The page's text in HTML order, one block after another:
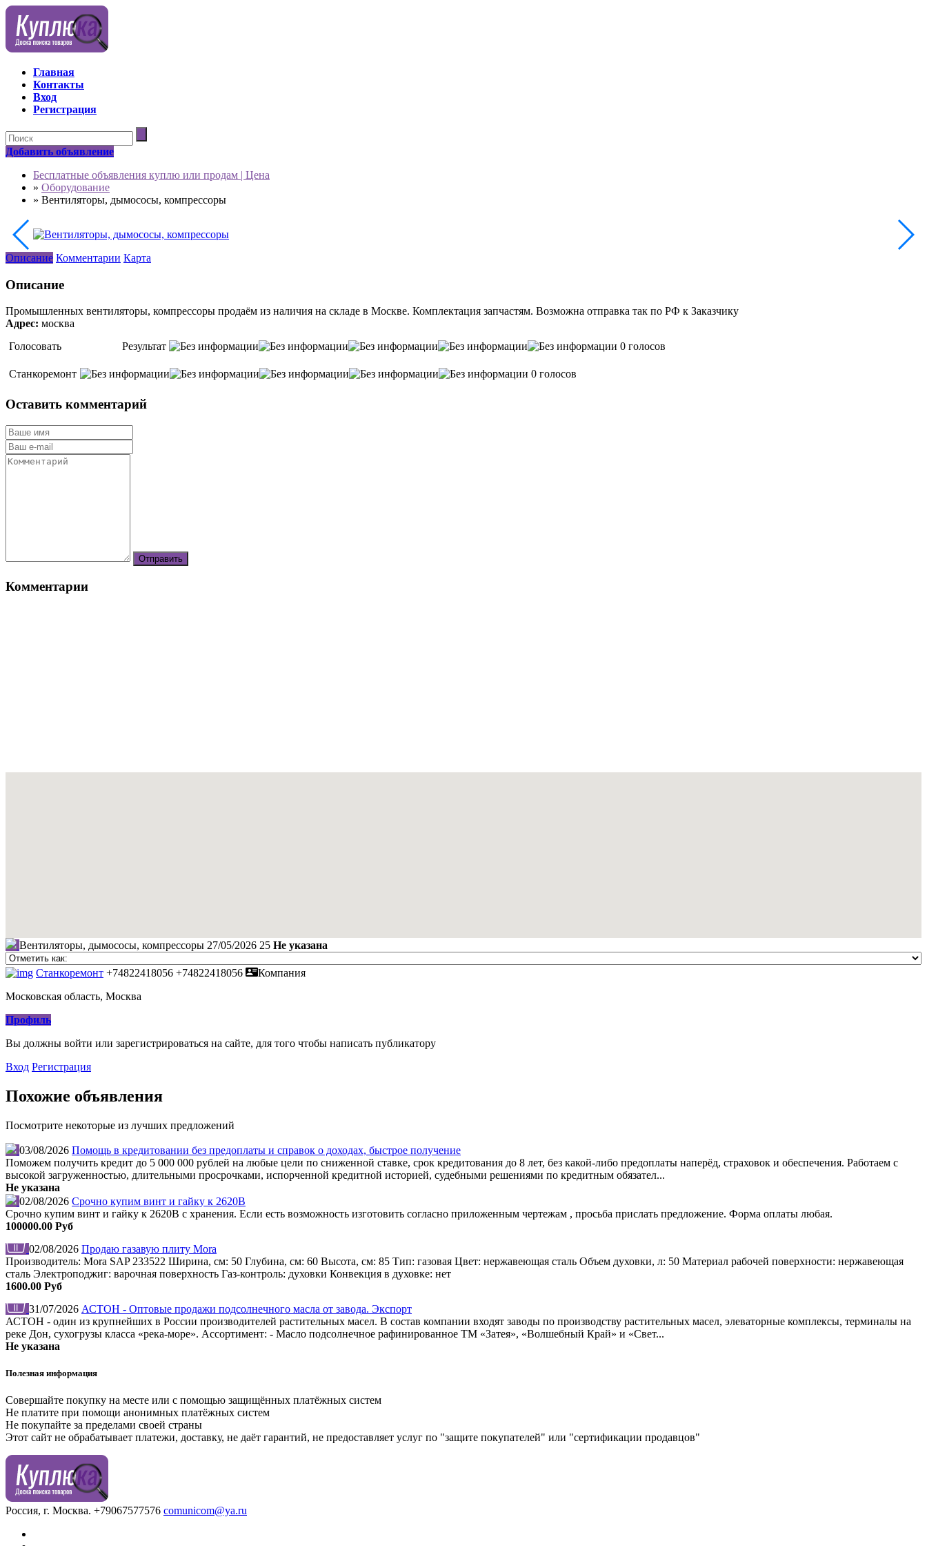
Главная
Контакты
Вход
Регистрация
Добавить объявление
Бесплатные объявления куплю или продам | Цена
» Оборудование
» Вентиляторы, дымососы, компрессоры
Описание Комментарии Карта
Описание
Промышленных вентиляторы, компрессоры продаём из наличия на складе в Москве. Комплектация запчастям. Возможна отправка так по РФ к Заказчику
Адрес: москва
Голосовать
Результат 0 голосов
Станкоремонт 0 голосов
Оставить комментарий
Комментарии
Вентиляторы, дымососы, компрессоры 27/05/2026 25 Не указана
Станкоремонт +74822418056 +74822418056
Компания
Московская область, Москва
Профиль
Вы должны войти или зарегистрироваться на сайте, для того чтобы написать публикатору
Вход Регистрация
Похожие объявления
Посмотрите некоторые из лучших предложений
03/08/2026 Помощь в кредитовании без предоплаты и справок о доходах, быстрое получение
Поможем получить кредит до 5 000 000 рублей на любые цели по сниженной ставке, срок кредитования до 8 лет, без какой-либо предоплаты наперёд, страховок и обеспечения. Работаем с
высокой загруженностью, длительными просрочками, испорченной кредитной историей, судебными решениями по кредитным обязател...
Не указана
02/08/2026 Срочно купим винт и гайку к 2620В
Срочно купим винт и гайку к 2620В с хранения. Если есть возможность изготовить согласно приложенным чертежам , просьба прислать предложение. Форма оплаты любая.
100000.00 Руб
02/08/2026 Продаю газавую плиту Mora
Производитель: Mora SAP 233522 Ширина, см: 50 Глубина, см: 60 Высота, см: 85 Тип: газовая Цвет: нержавеющая сталь Объем духовки, л: 50 Материал рабочей поверхности: нержавеющая
сталь Электроподжиг: варочная поверхность Газ-контроль: духовки Конвекция в духовке: нет
1600.00 Руб
31/07/2026 АСТОН - Оптовые продажи подсолнечного масла от завода. Экспорт
АСТОН - один из крупнейших в России производителей растительных масел. В состав компании входят заводы по производству растительных масел, элеваторные комплексы, терминалы на
реке Дон, сухогрузы класса «река-море». Ассортимент: - Масло подсолнечное рафинированное ТМ «Затея», «Волшебный Край» и «Свет...
Не указана
Полезная информация
Совершайте покупку на месте или с помощью защищённых платёжных систем
Не платите при помощи анонимных платёжных систем
Не покупайте за пределами своей страны
Этот сайт не обрабатывает платежи, доставку, не даёт гарантий, не предоставляет услуг по "защите покупателей" или "сертификации продавцов"
Россия, г. Москва. +79067577576 comunicom@ya.ru